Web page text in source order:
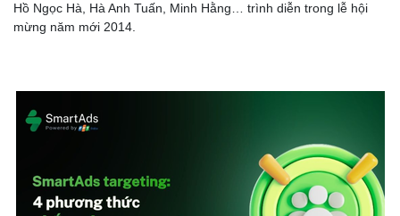
Hồ Ngọc Hà, Hà Anh Tuấn, Minh Hằng… trình diễn trong lễ hội
mừng năm mới 2014.